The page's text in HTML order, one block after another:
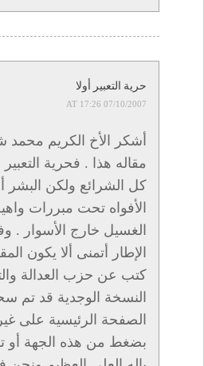
حرية التعبير أولا
07/10/2007 AT 17:26
أشكر الأخ الكريم
مقاله هذا . فحرية
كل الشرائع ولكن البشر
الأفواه تحت مبررات
الغسيل خارج الأسوار .
الإطار أتمنى ألا يكون
كتب عن حزب العدالة
النسخة الوجدية قد تم
الصفحة الرئيسية على
بضغط من هذه الجهة أو